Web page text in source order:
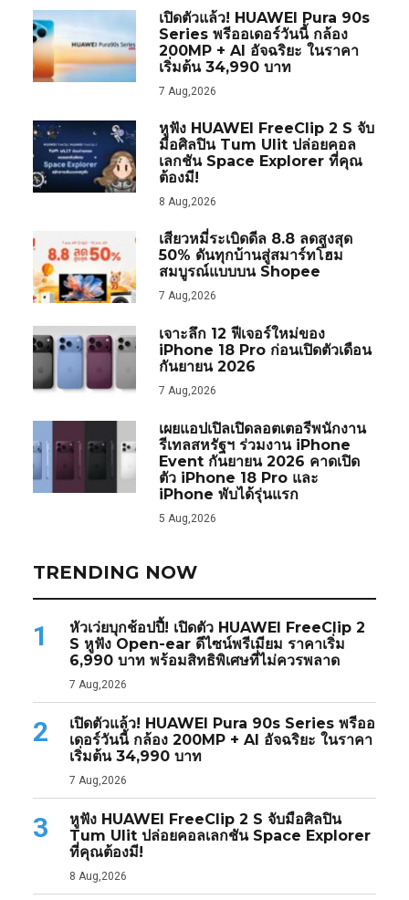
เปิดตัวแล้ว! HUAWEI Pura 90s
Series พรีออเดอร์วันนี้ กล้อง
200MP + AI อัจฉริยะ ในราคา
เริ่มต้น 34,990 บาท
7 Aug,2026
หูฟัง HUAWEI FreeClip 2 S จับ
มือศิลปิน Tum Ulit ปล่อยคอล
เลกชัน Space Explorer ที่คุณ
ต้องมี!
8 Aug,2026
เสียวหมี่ระเบิดดีล 8.8 ลดสูงสุด
50% ดันทุกบ้านสู่สมาร์ทโฮม
สมบูรณ์แบบบน Shopee
7 Aug,2026
เจาะลึก 12 ฟีเจอร์ใหม่ของ
iPhone 18 Pro ก่อนเปิดตัวเดือน
กันยายน 2026
7 Aug,2026
เผยแอปเปิลเปิดลอตเตอรีพนักงาน
รีเทลสหรัฐฯ ร่วมงาน iPhone
Event กันยายน 2026 คาดเปิด
ตัว iPhone 18 Pro และ
iPhone พับได้รุ่นแรก
5 Aug,2026
TRENDING NOW
1
หัวเว่ยบุกช้อปปี้! เปิดตัว HUAWEI FreeClip 2
S หูฟัง Open-ear ดีไซน์พรีเมียม ราคาเริ่ม
6,990 บาท พร้อมสิทธิพิเศษที่ไม่ควรพลาด
7 Aug,2026
2
เปิดตัวแล้ว! HUAWEI Pura 90s Series พรีออ
เดอร์วันนี้ กล้อง 200MP + AI อัจฉริยะ ในราคา
เริ่มต้น 34,990 บาท
7 Aug,2026
3
หูฟัง HUAWEI FreeClip 2 S จับมือศิลปิน
Tum Ulit ปล่อยคอลเลกชัน Space Explorer
ที่คุณต้องมี!
8 Aug,2026